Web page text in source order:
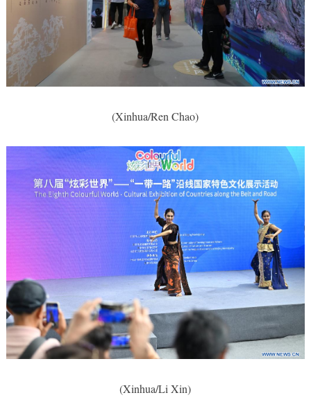
(Xinhua/Ren Chao)
(Xinhua/Li Xin)